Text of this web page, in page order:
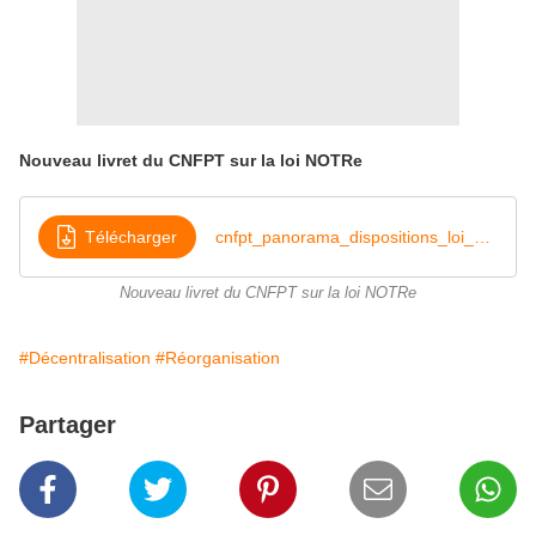
Nouveau livret du CNFPT sur la loi NOTRe
Télécharger
Nouveau livret du CNFPT sur la loi NOTRe
#Décentralisation #Réorganisation
Partager